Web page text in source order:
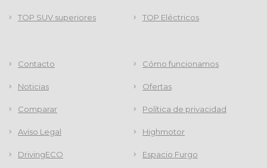
TOP SUV superiores TOP Eléctricos
Contacto Cómo funcionamos
Noticias Ofertas
Comparar Política de privacidad
Aviso Legal Highmotor
DrivingECO Espacio Furgo